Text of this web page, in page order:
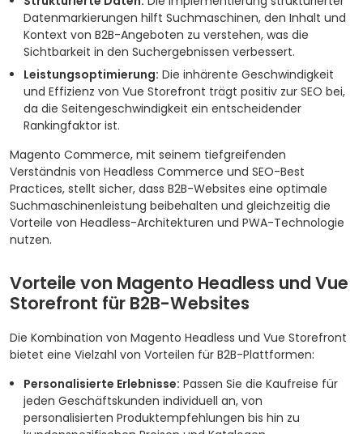
Datenmarkierungen hilft Suchmaschinen, den Inhalt und
Kontext von B2B-Angeboten zu verstehen, was die
Sichtbarkeit in den Suchergebnissen verbessert.
Leistungsoptimierung: Die inhärente Geschwindigkeit
und Effizienz von Vue Storefront trägt positiv zur SEO bei,
da die Seitengeschwindigkeit ein entscheidender
Rankingfaktor ist.
Magento Commerce, mit seinem tiefgreifenden
Verständnis von Headless Commerce und SEO-Best
Practices, stellt sicher, dass B2B-Websites eine optimale
Suchmaschinenleistung beibehalten und gleichzeitig die
Vorteile von Headless-Architekturen und PWA-Technologie
nutzen.
Vorteile von Magento Headless und Vue
Storefront für B2B-Websites
Die Kombination von Magento Headless und Vue Storefront
bietet eine Vielzahl von Vorteilen für B2B-Plattformen:
Personalisierte Erlebnisse: Passen Sie die Kaufreise für
jeden Geschäftskunden individuell an, von
personalisierten Produktempfehlungen bis hin zu